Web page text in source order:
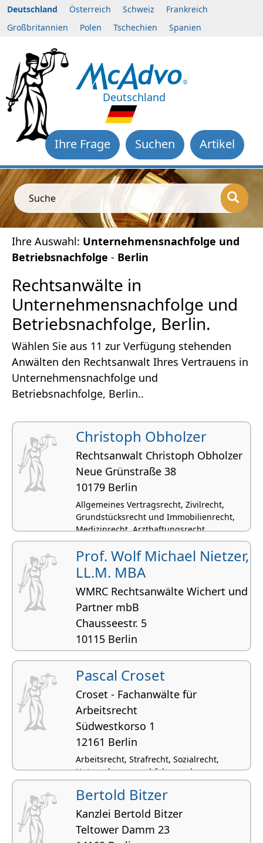
Deutschland Österreich Schweiz
Frankreich
Großbritannien
Polen Tschechien Spanien
Deutschland
Artikel
Suchen
Ihre Frage
Suche
Ihre Auswahl: Unternehmensnachfolge und
Betriebsnachfolge - Berlin
Rechtsanwälte in
Unternehmensnachfolge und
Betriebsnachfolge, Berlin.
Wählen Sie aus 11 zur Verfügung stehenden
Anwälten den Rechtsanwalt Ihres Vertrauens in
Unternehmensnachfolge und
Betriebsnachfolge, Berlin..
Christoph Obholzer
Rechtsanwalt Christoph Obholzer
Neue Grünstraße 38
10179 Berlin
Allgemeines Vertragsrecht, Zivilrecht,
Grundstücksrecht und Immobilienrecht,
Medizinrecht, Arzthaftungsrecht
Prof. Wolf Michael Nietzer,
LL.M. MBA
WMRC Rechtsanwälte Wichert und
Partner mbB
Chausseestr. 5
10115 Berlin
Gesellschaftsrecht, IT-Recht,
Wettbewerbsrecht, Bankrecht und
Kapitalmarktrecht
Pascal Croset
Croset - Fachanwälte für
Arbeitsrecht
Südwestkorso 1
12161 Berlin
Arbeitsrecht, Strafrecht, Sozialrecht,
Unternehmensnachfolge und
Betriebsnachfolge, Tarifrecht
Bertold Bitzer
Kanzlei Bertold Bitzer
Teltower Damm 23